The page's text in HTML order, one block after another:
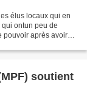
élus locaux qui en
ontun peu de
pouvoir après avoir
soutient